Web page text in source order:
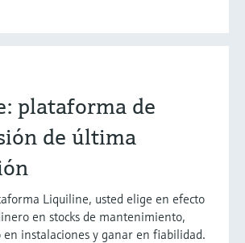
plataforma de
de última
Liquiline, usted elige en efecto
en stocks de mantenimiento,
instalaciones y ganar en fiabilidad.